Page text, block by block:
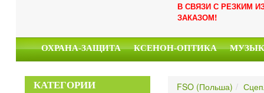
В СВЯЗИ С РЕЗКИМ
ЗАКАЗОМ!
ОХРАНА-ЗАЩИТА КСЕНОН-ОПТИКА
КАТЕГОРИИ FSO (Польша)